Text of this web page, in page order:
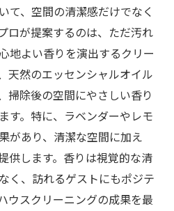
て、空間の清潔感だけでなく
ロが提案するのは、ただ汚れ
地よい香りを演出するクリー
天然のエッセンシャルオイル
掃除後の空間にやさしい香り
す。特に、ラベンダーやレモ
があり、清潔な空間に加え
供します。香りは視覚的な清
く、訪れるゲストにもポジテ
ウスクリーニングの成果を最